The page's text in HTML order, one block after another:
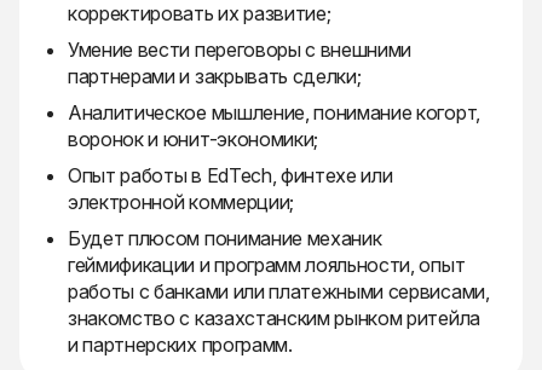
корректировать их развитие;
Умение вести переговоры с внешними
партнерами и закрывать сделки;
Аналитическое мышление, понимание когорт,
воронок и юнит-экономики;
Опыт работы в EdTech, финтехе или
электронной коммерции;
Будет плюсом понимание механик
геймификации и программ лояльности, опыт
работы с банками или платежными сервисами,
знакомство с казахстанским рынком ритейла
и партнерских программ.